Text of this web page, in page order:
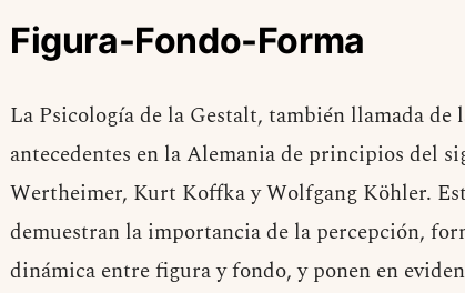
Figura-Fondo-Forma
La Psicología de la Gestalt, también llamada de
antecedentes en la Alemania de principios del
Wertheimer, Kurt Koffka y Wolfgang Köhler.
demuestran la importancia de la percepción,
dinámica entre figura y fondo, y ponen en